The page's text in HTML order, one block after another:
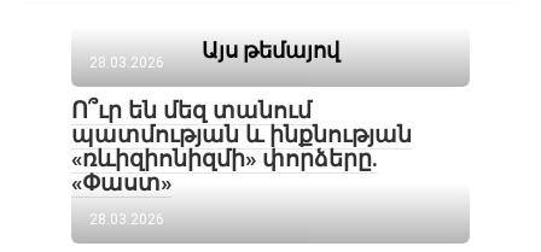
Այս թեմայով
28.03.2026
Ո՞ւր են մեզ տանում
պատմության և ինքնության
«ռևիզիոնիզմի» փորձերը.
«Փաստ»
28.03.2026